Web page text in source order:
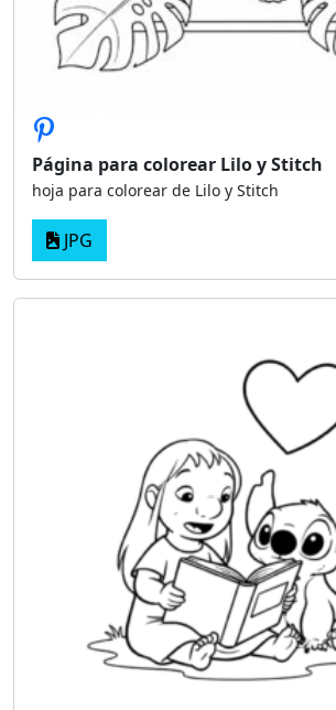
Página para colorear Lilo y Stitch
hoja para colorear de Lilo y Stitch
JPG